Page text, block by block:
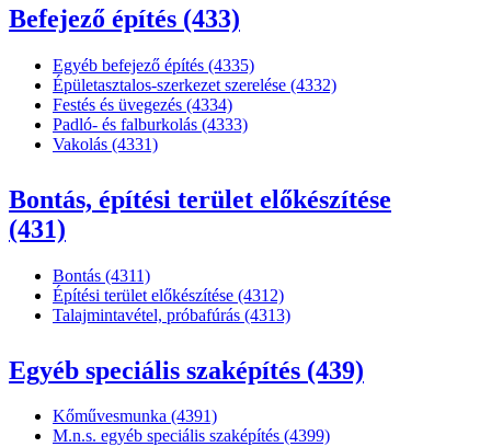
Befejező építés (433)
Egyéb befejező építés (4335)
Épületasztalos-szerkezet szerelése (4332)
Festés és üvegezés (4334)
Padló- és falburkolás (4333)
Vakolás (4331)
Bontás, építési terület előkészítése
(431)
Bontás (4311)
Építési terület előkészítése (4312)
Talajmintavétel, próbafúrás (4313)
Egyéb speciális szaképítés (439)
Kőművesmunka (4391)
M.n.s. egyéb speciális szaképítés (4399)